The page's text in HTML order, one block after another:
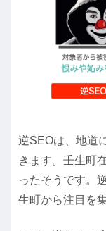
逆SEOは、地道
きます。壬生町
ったそうです。
生町から注目を